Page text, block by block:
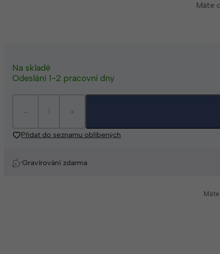
Máte
Na skladě
Odeslání 1-2 pracovní dny
Přidat do seznamu oblíbených
Gravírování zdarma